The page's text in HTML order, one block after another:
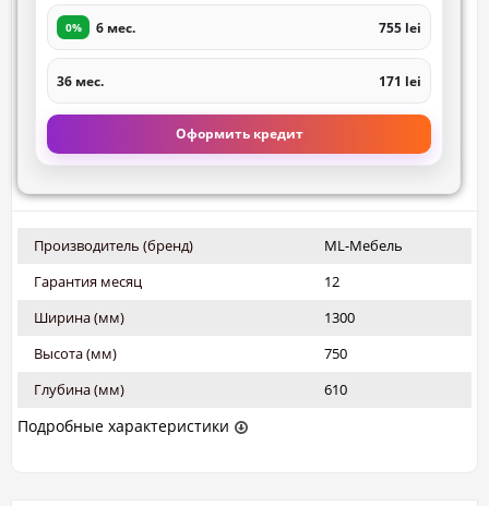
0% 6 мес. 755 lei
36 мес. 171 lei
Оформить кредит
Производитель (бренд)
ML-Мебель
Гарантия месяц
12
Ширина (мм)
1300
Высота (мм)
750
Глубина (мм)
610
Подробные характеристики